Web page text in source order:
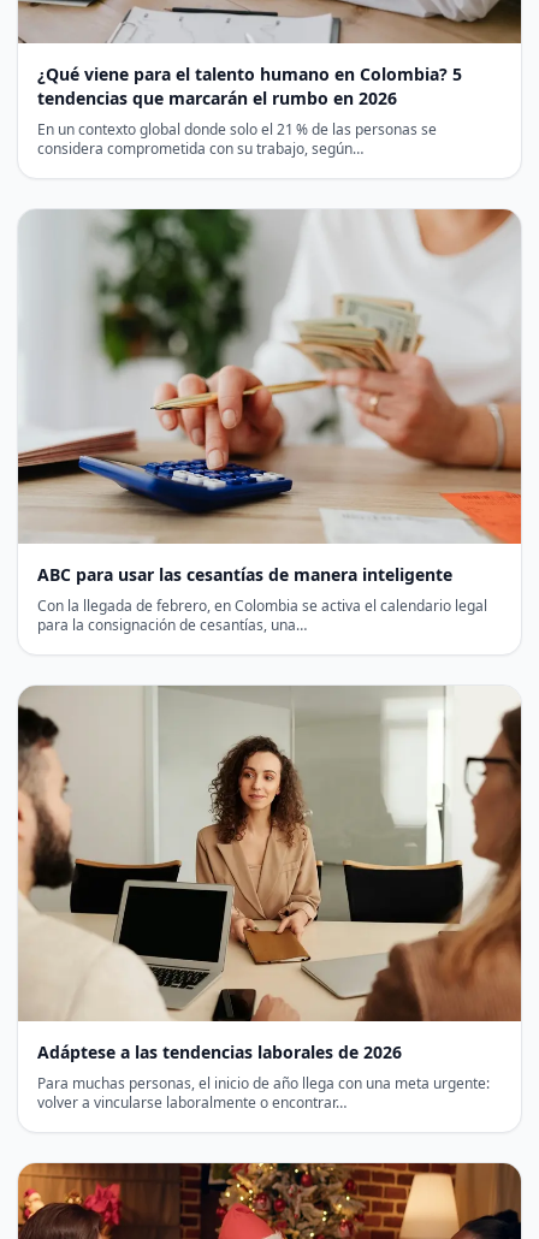
¿Qué viene para el talento humano en Colombia? 5
tendencias que marcarán el rumbo en 2026
En un contexto global donde solo el 21 % de las personas se
considera comprometida con su trabajo, según…
ABC para usar las cesantías de manera inteligente
Con la llegada de febrero, en Colombia se activa el calendario legal
para la consignación de cesantías, una…
Adáptese a las tendencias laborales de 2026
Para muchas personas, el inicio de año llega con una meta urgente:
volver a vincularse laboralmente o encontrar…